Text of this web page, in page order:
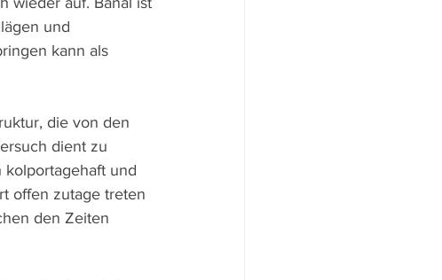
und
kann als
die von den
dient zu
kolportagehaft und
offen zutage treten
den Zeiten